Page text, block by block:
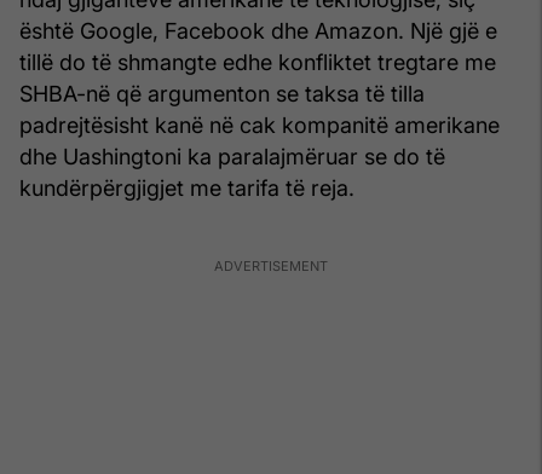
është Google, Facebook dhe Amazon. Një gjë e
tillë do të shmangte edhe konfliktet tregtare me
SHBA-në që argumenton se taksa të tilla
padrejtësisht kanë në cak kompanitë amerikane
dhe Uashingtoni ka paralajmëruar se do të
kundërpërgjigjet me tarifa të reja.